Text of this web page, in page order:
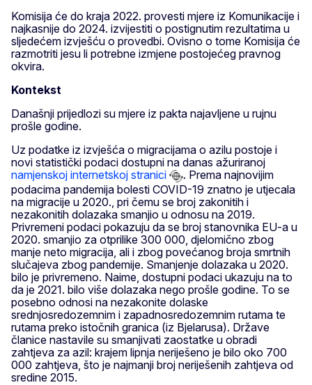
Komisija će do kraja 2022. provesti mjere iz Komunikacije i
najkasnije do 2024. izvijestiti o postignutim rezultatima u
sljedećem izvješću o provedbi. Ovisno o tome Komisija će
razmotriti jesu li potrebne izmjene postojećeg pravnog
okvira.
Kontekst
Današnji prijedlozi su mjere iz pakta najavljene u rujnu
prošle godine.
Uz podatke iz izvješća o migracijama o azilu postoje i
novi statistički podaci dostupni na danas ažuriranoj
namjenskoj internetskoj stranici
. Prema najnovijim
podacima pandemija bolesti COVID-19 znatno je utjecala
na migracije u 2020., pri čemu se broj zakonitih i
nezakonitih dolazaka smanjio u odnosu na 2019.
Privremeni podaci pokazuju da se broj stanovnika EU-a u
2020. smanjio za otprilike 300 000, djelomično zbog
manje neto migracija, ali i zbog povećanog broja smrtnih
slučajeva zbog pandemije. Smanjenje dolazaka u 2020.
bilo je privremeno. Naime, dostupni podaci ukazuju na to
da je 2021. bilo više dolazaka nego prošle godine. To se
posebno odnosi na nezakonite dolaske
srednjosredozemnim i zapadnosredozemnim rutama te
rutama preko istočnih granica (iz Bjelarusa). Države
članice nastavile su smanjivati zaostatke u obradi
zahtjeva za azil: krajem lipnja neriješeno je bilo oko 700
000 zahtjeva, što je najmanji broj neriješenih zahtjeva od
sredine 2015.